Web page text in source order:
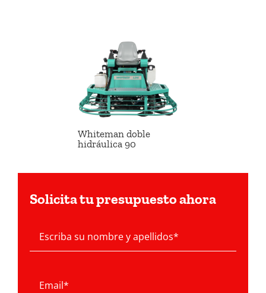
Whiteman doble
hidráulica 90
Solicita tu presupuesto ahora